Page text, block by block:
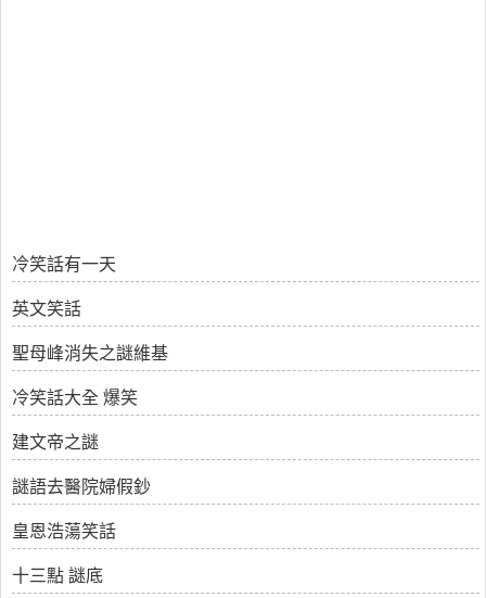
冷笑話有一天
英文笑話
聖母峰消失之謎維基
冷笑話大全 爆笑
建文帝之謎
謎語去醫院婦假鈔
皇恩浩蕩笑話
十三點 謎底